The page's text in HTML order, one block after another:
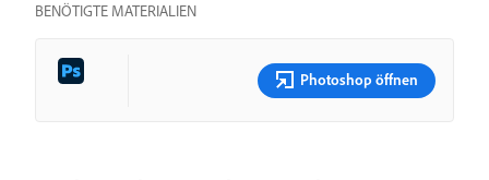
BENÖTIGTE MATERIALIEN
Photoshop öffnen